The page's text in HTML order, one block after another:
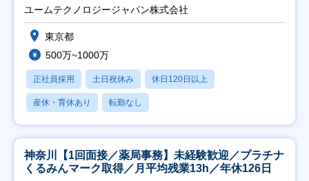
ユームテクノロジージャパン株式会社
東京都
500万~1000万
正社員採用 土日祝休み 休日120日以上
産休・育休あり 転勤なし
神奈川【1回面接／薬局事務】未経験歓迎／プラチナ
くるみんマーク取得／月平均残業13h／年休126日